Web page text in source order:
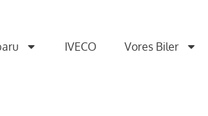
IVECO Vores Biler